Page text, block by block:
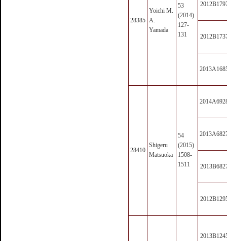
28385
Yoichi M.
A.
Yamada
53
(2014)
127-
131
28410
Shigeru
Matsuoka
54
(2015)
1508-
1511